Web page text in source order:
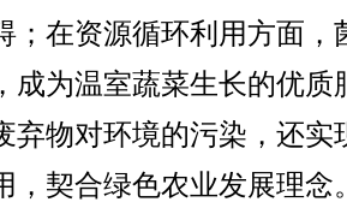
；在资源循环利用方面，
成为温室蔬菜生长的优质
弃物对环境的污染，还实
，契合绿色农业发展理念